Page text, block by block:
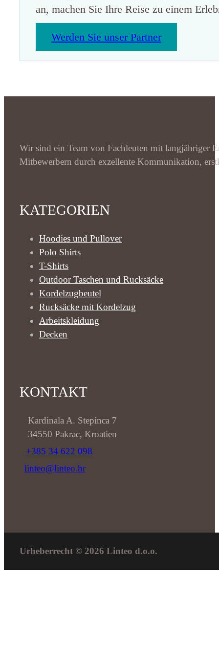
an, machen Sie Ihre Reise zu einem
Werden Sie unser Partner
Wir sind ein Team von Fachleuten mit langjähriger
Mitbewerbern durch exzellente Kommunikation,
KATEGORIEN
Hoodies und Pullover
Polo Shirts
T-Shirts
Outdoor Taschen und Rucksäcke
Kordelzugbeutel
Rucksäcke mit Kordelzug
Arbeitskleidung
Decken
KONTAKT
Kardinala A. Stepinca 7
34550 Pakrac, Kroatien
+385 34 622 098
linteo@linteo.hr
Urheberrecht © 2026 Linteo d.o.o.